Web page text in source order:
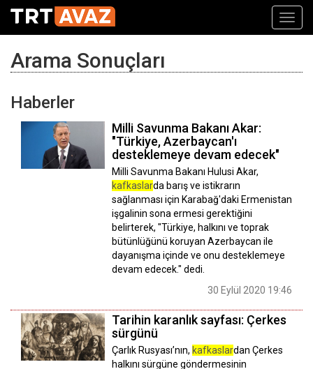
Arama Sonuçları
Haberler
Milli Savunma Bakanı Akar:
"Türkiye, Azerbaycan'ı
desteklemeye devam edecek"
Milli Savunma Bakanı Hulusi Akar,
kafkaslarda barış ve istikrarın
sağlanması için Karabağ'daki Ermenistan
işgalinin sona ermesi gerektiğini
belirterek, "Türkiye, halkını ve toprak
bütünlüğünü koruyan Azerbaycan ile
dayanışma içinde ve onu desteklemeye
devam edecek." dedi.
30 Eylül 2020 19:46
Tarihin karanlık sayfası: Çerkes
sürgünü
Çarlık Rusyası’nın, kafkaslardan Çerkes
halkını sürgüne göndermesinin